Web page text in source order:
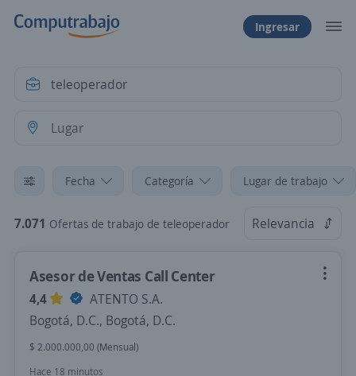
Ingresar
Fecha Categoría Lugar de trabajo
7.071 Ofertas de trabajo de teleoperador Relevancia
Asesor de Ventas Call Center
4,4
ATENTO S.A.
Bogotá, D.C., Bogotá, D.C.
$ 2.000.000,00 (Mensual)
Hace 18 minutos